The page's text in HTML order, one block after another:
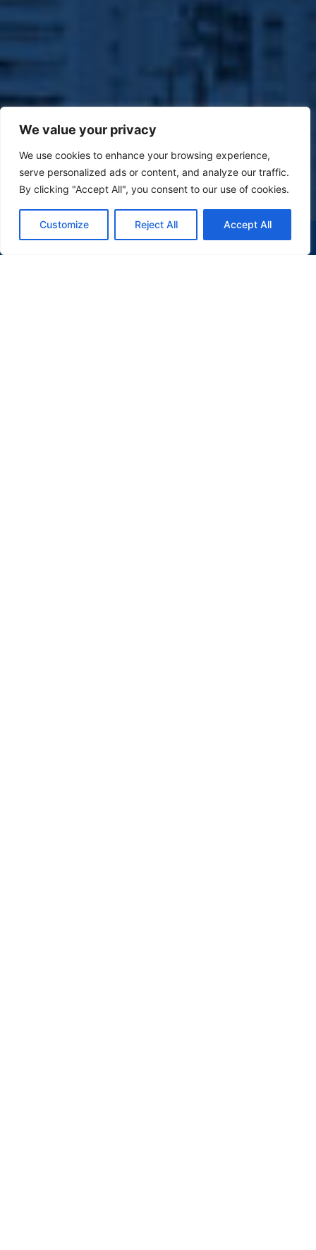
We value your privacy
We use cookies to enhance your browsing experience,
serve personalized ads or content, and analyze our traffic.
By clicking "Accept All", you consent to our use of cookies.
Customize Reject All Accept All
(47) 9 9977-7630